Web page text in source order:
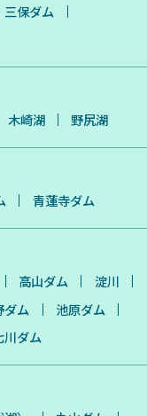
三保ダム
木崎湖 野尻湖
青蓮寺ダム
高山ダム
淀川
ダム
池原ダム
川ダム